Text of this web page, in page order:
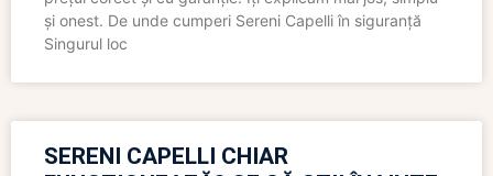
și onest. De unde cumperi Sereni Capelli în siguranță
Singurul loc
SERENI CAPELLI CHIAR